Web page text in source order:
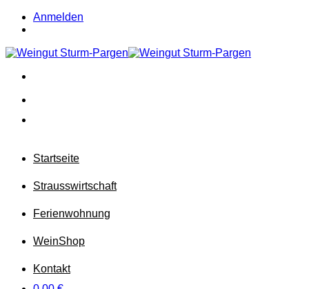
Zum
Inhalt
Anmelden
Startseite
Strausswirtschaft
Ferienwohnung
WeinShop
Kontakt